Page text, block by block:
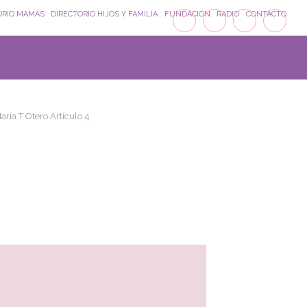
MAMÁS DIRECTORIO HIJOS Y FAMILIA FUNDACIÓN RADIO CONTACTO
T Otero Artículo 4